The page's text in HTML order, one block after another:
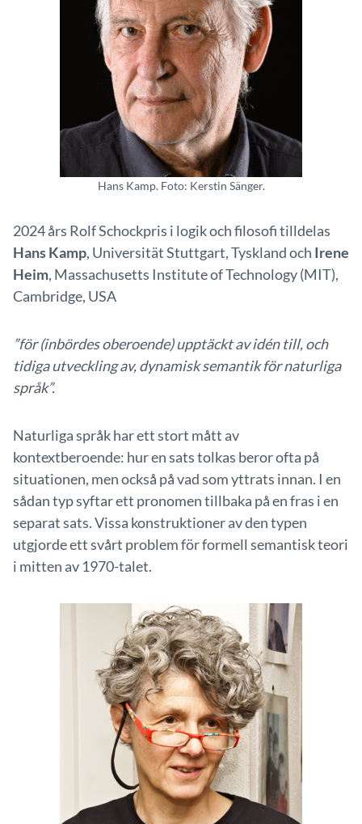
Hans Kamp. Foto: Kerstin Sänger.
2024 års Rolf Schockpris i logik och filosofi tilldelas
Hans Kamp, Universität Stuttgart, Tyskland och Irene
Heim, Massachusetts Institute of Technology (MIT),
Cambridge, USA
”för (inbördes oberoende) upptäckt av idén till, och
tidiga utveckling av, dynamisk semantik för naturliga
språk”.
Naturliga språk har ett stort mått av
kontextberoende: hur en sats tolkas beror ofta på
situationen, men också på vad som yttrats innan. I en
sådan typ syftar ett pronomen tillbaka på en fras i en
separat sats. Vissa konstruktioner av den typen
utgjorde ett svårt problem för formell semantisk teori
i mitten av 1970-talet.